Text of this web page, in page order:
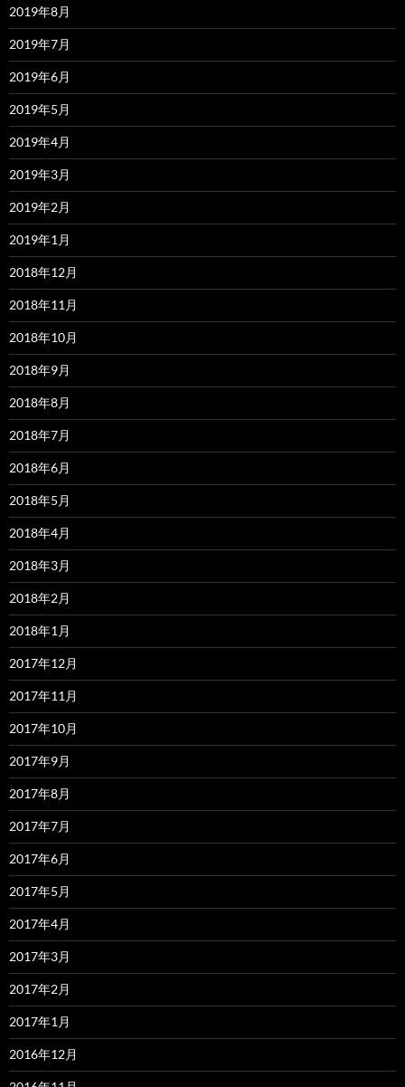
2019年8月
2019年7月
2019年6月
2019年5月
2019年4月
2019年3月
2019年2月
2019年1月
2018年12月
2018年11月
2018年10月
2018年9月
2018年8月
2018年7月
2018年6月
2018年5月
2018年4月
2018年3月
2018年2月
2018年1月
2017年12月
2017年11月
2017年10月
2017年9月
2017年8月
2017年7月
2017年6月
2017年5月
2017年4月
2017年3月
2017年2月
2017年1月
2016年12月